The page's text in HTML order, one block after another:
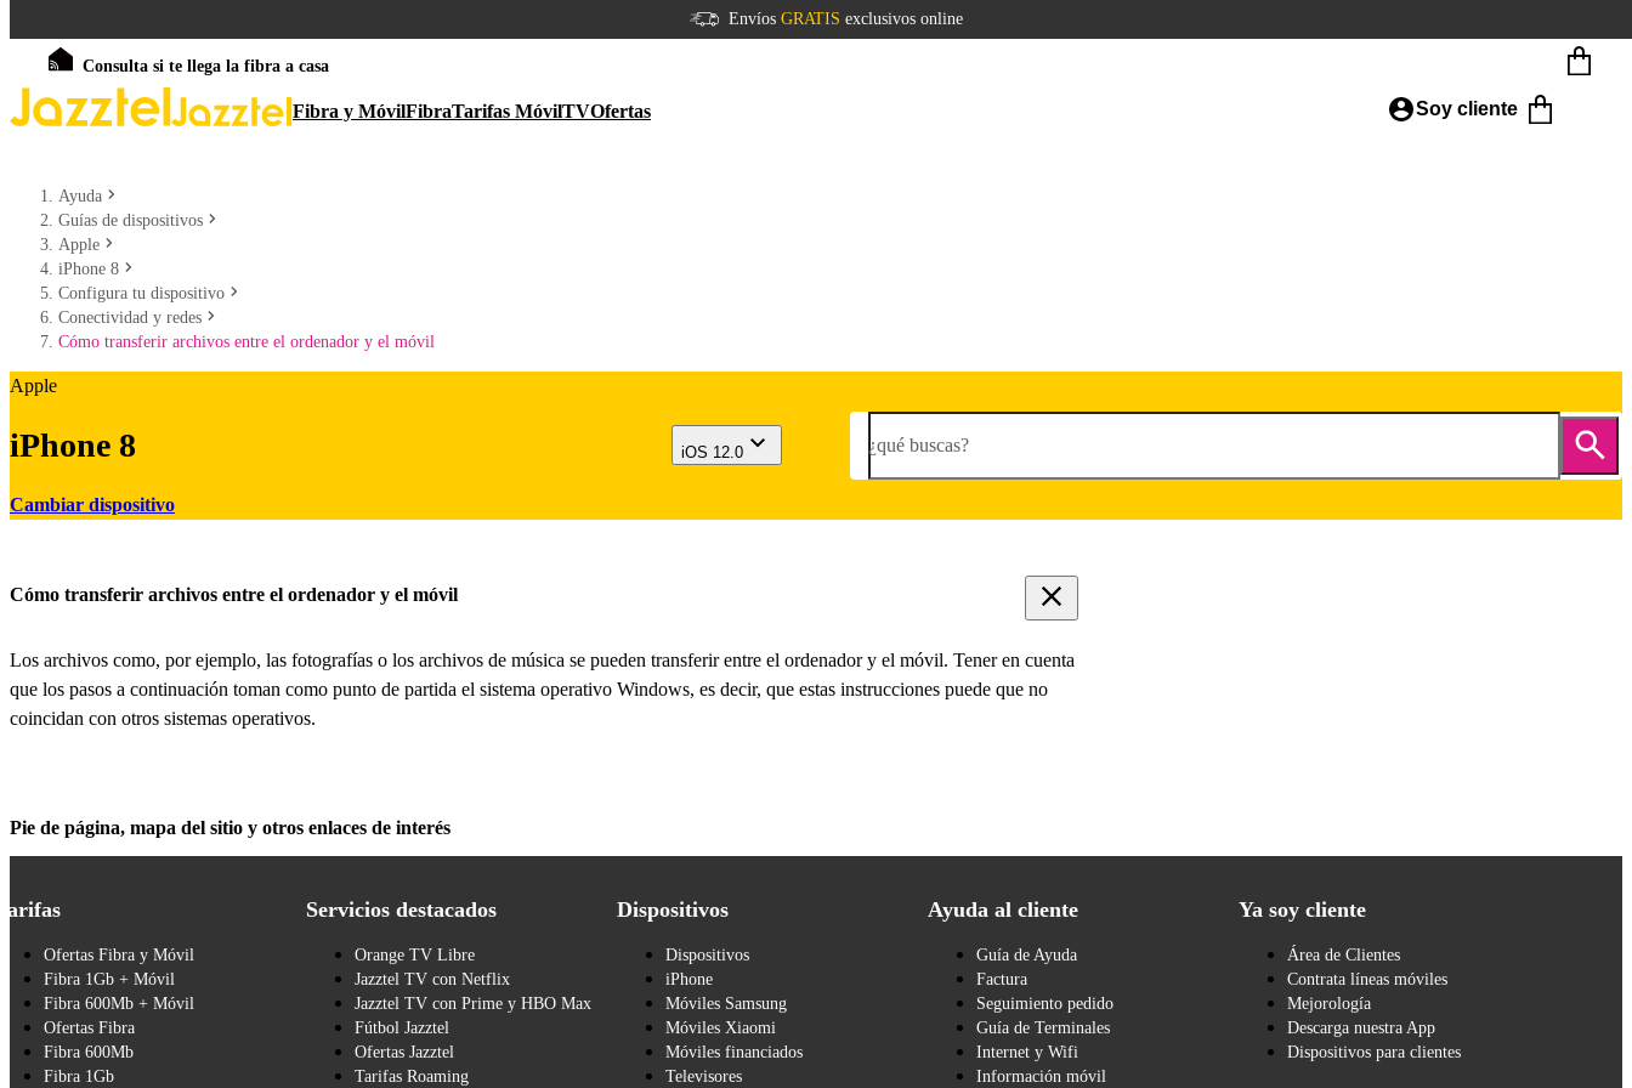
Envíos GRATIS exclusivos online
Consulta si te llega la fibra a casa
Fibra y MóvilFibraTarifas MóvilTVOfertas Soy cliente
Ayuda
Guías de dispositivos
Apple
iPhone 8
Configura tu dispositivo
Conectividad y redes
Cómo transferir archivos entre el ordenador y el móvil
Apple
iPhone 8
Cambiar dispositivo
iOS 12.0 ¿qué buscas?
Cómo transferir archivos entre el ordenador y el móvil
Los archivos como, por ejemplo, las fotografías o los archivos de música se pueden transferir entre el ordenador y el móvil. Tener en cuenta
que los pasos a continuación toman como punto de partida el sistema operativo Windows, es decir, que estas instrucciones puede que no
coincidan con otros sistemas operativos.
Pie de página, mapa del sitio y otros enlaces de interés
Ofertas Fibra y Móvil
Fibra 1Gb + Móvil
Fibra 600Mb + Móvil
Ofertas Fibra
Fibra 600Mb
Fibra 1Gb
Servicios destacados
Orange TV Libre
Jazztel TV con Netflix
Jazztel TV con Prime y HBO Max
Fútbol Jazztel
Ofertas Jazztel
Tarifas Roaming
Dispositivos
Dispositivos
iPhone
Móviles Samsung
Móviles Xiaomi
Móviles financiados
Televisores
Ayuda al cliente
Guía de Ayuda
Factura
Seguimiento pedido
Guía de Terminales
Internet y Wifi
Información móvil
Ya soy cliente
Área de Clientes
Contrata líneas móviles
Mejorología
Descarga nuestra App
Dispositivos para clientes